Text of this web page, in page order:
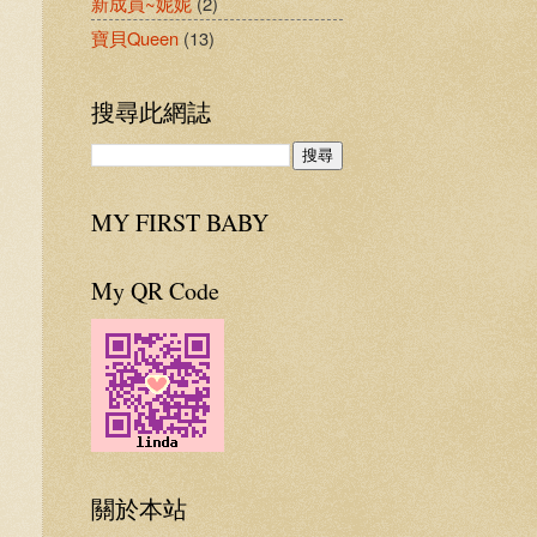
寶貝Queen (13)
搜尋此網誌
MY FIRST BABY
My QR Code
關於本站